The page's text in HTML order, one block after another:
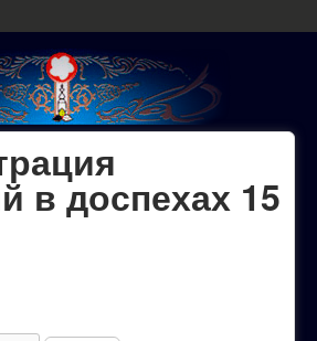
содержанию
МОО
в доспехах 15